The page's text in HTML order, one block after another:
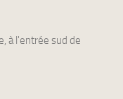
à l'entrée sud de